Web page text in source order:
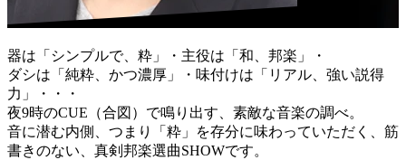
器は「シンプルで、粋」・主役は「和、邦楽」・
ダシは「純粋、かつ濃厚」・味付けは「リアル、強い説得
力」・・・
夜9時のCUE（合図）で鳴り出す、素敵な音楽の調べ。
音に潜む内側、つまり「粋」を存分に味わっていただく、筋
書きのない、真剣邦楽選曲SHOWです。